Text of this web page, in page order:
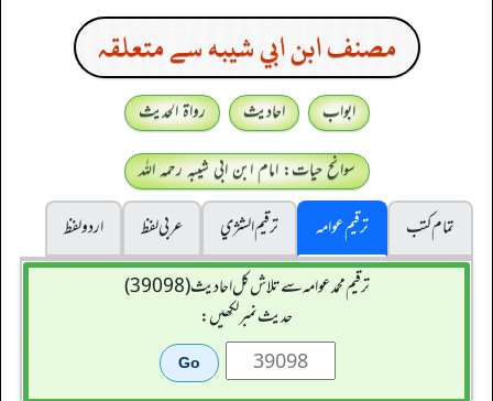
مصنف ابن ابي شيبه سے متعلقہ
ابواب احادیث
رواۃ الحدیث
سوانح حیات: امام ابن ابی شیبہ رحمہ اللہ
تمام کتب
ترقیم عوامہ ترقيم الشژي عربی لفظ
اردو لفظ
ترقیم محمدعوامہ سے تلاش کل احادیث (39098)
حدیث نمبر لکھیں: